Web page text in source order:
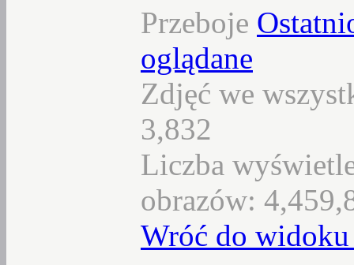
Przeboje
oglądane
Zdjęć we
3,832
Liczba
obrazów:
Wróć do